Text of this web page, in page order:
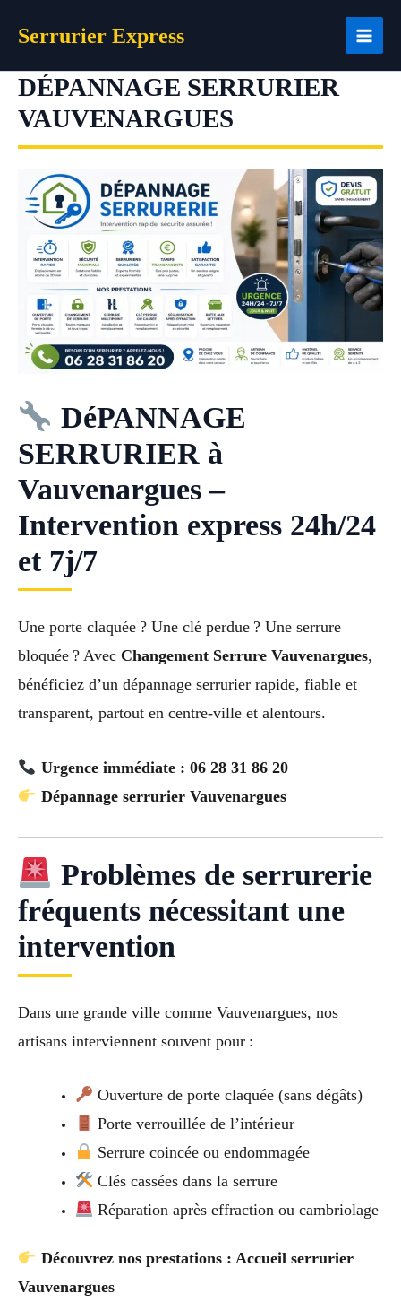
Serrurier Express
DÉPANNAGE SERRURIER
VAUVENARGUES
DéPANNAGE
SERRURIER à
Vauvenargues –
Intervention express 24h/24
et 7j/7
Une porte claquée ? Une clé perdue ? Une serrure
bloquée ? Avec Changement Serrure Vauvenargues,
bénéficiez d’un dépannage serrurier rapide, fiable et
transparent, partout en centre-ville et alentours.
Urgence immédiate : 06 28 31 86 20
Dépannage serrurier Vauvenargues
Problèmes de serrurerie
fréquents nécessitant une
intervention
Dans une grande ville comme Vauvenargues, nos
artisans interviennent souvent pour :
Ouverture de porte claquée (sans dégâts)
Porte verrouillée de l’intérieur
Serrure coincée ou endommagée
Clés cassées dans la serrure
Réparation après effraction ou cambriolage
Découvrez nos prestations : Accueil serrurier
Vauvenargues